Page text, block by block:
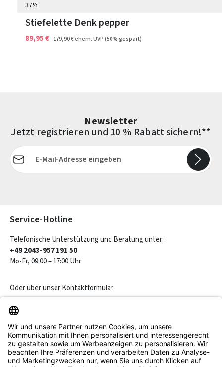
37½
Stiefelette Denk pepper
89,95 € 179,90 €ehem. UVP(50% gespart)
Newsletter
Jetzt registrieren und 10 % Rabatt sichern!**
E-Mail-Adresse*
Service-Hotline
Telefonische Unterstützung und Beratung unter:
+49 2043-957 191 50
Mo-Fr, 09:00 – 17:00 Uhr
Oder über unserKontaktformular.
Service & Beratung